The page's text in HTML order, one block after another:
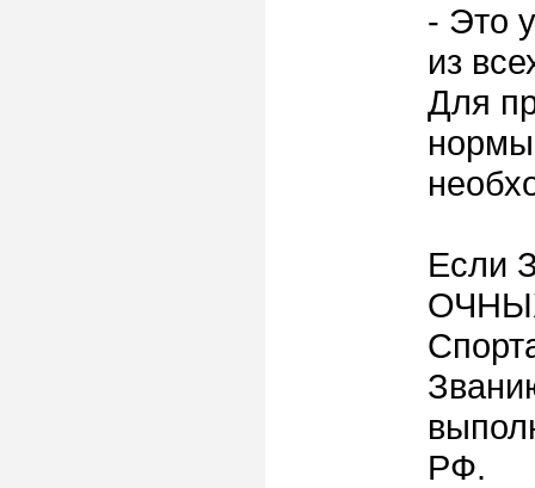
- Это
из
Для
нормы
Если
РФ.